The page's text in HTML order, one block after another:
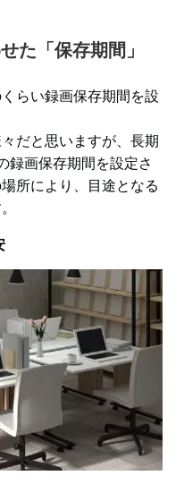
た「保存期間」
らい録画保存期間を設
だと思いますが、長期
録画保存期間を設定さ
所により、目途となる